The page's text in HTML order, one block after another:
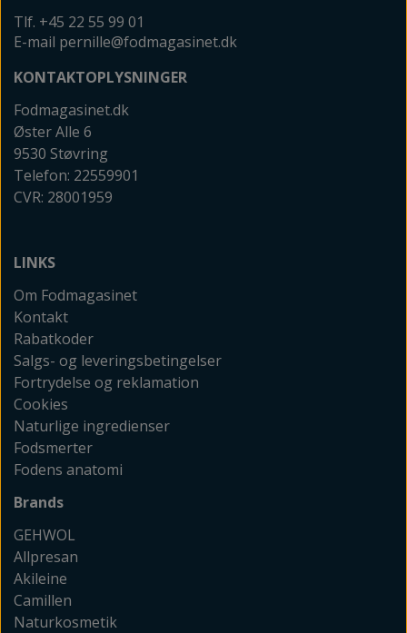
Tlf. +45 22 55 99 01
E-mail pernille@fodmagasinet.dk
KONTAKTOPLYSNINGER
Fodmagasinet.dk
Øster Alle 6
9530 Støvring
Telefon: 22559901
CVR: 28001959
LINKS
Om Fodmagasinet
Kontakt
Rabatkoder
Salgs- og leveringsbetingelser
Fortrydelse og reklamation
Cookies
Naturlige ingredienser
Fodsmerter
Fodens anatomi
Brands
GEHWOL
Allpresan
Akileine
Camillen
Naturkosmetik